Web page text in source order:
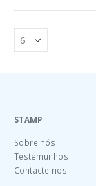
STAMP
Sobre nós
Testemunhos
Contacte-nos